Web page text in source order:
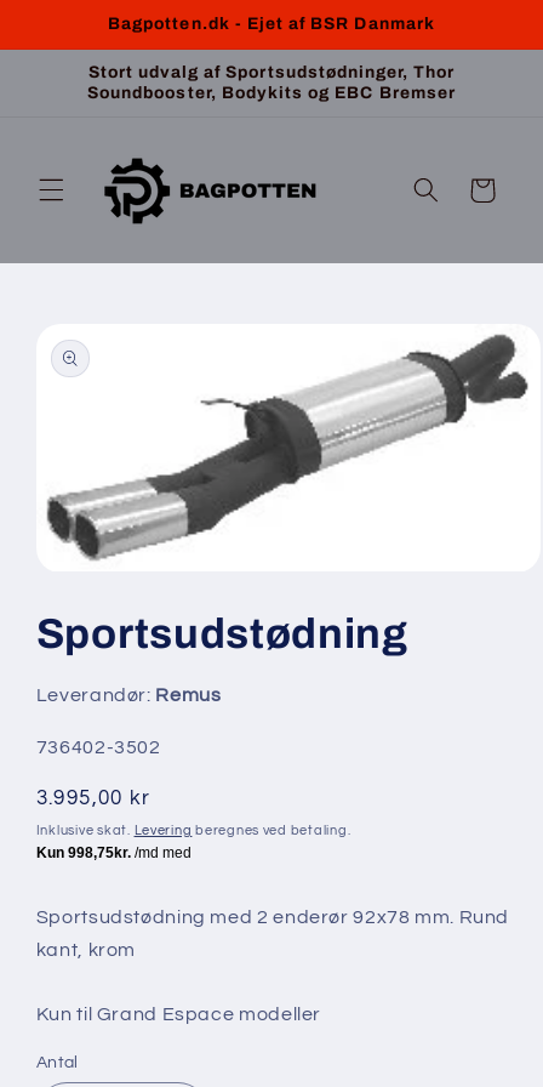
Bagpotten.dk - Ejet af BSR Danmark
Stort udvalg af Sportsudstødninger, Thor
Soundbooster, Bodykits og EBC Bremser
Indkøbskurv
1
i
modus
Sportsudstødning
Leverandør: Remus
SKU:
736402-3502
Normalpris
3.995,00 kr
Inklusive skat. Levering beregnes ved betaling.
Sportsudstødning med 2 enderør 92x78 mm. Rund
kant, krom
Kun til Grand Espace modeller
Antal